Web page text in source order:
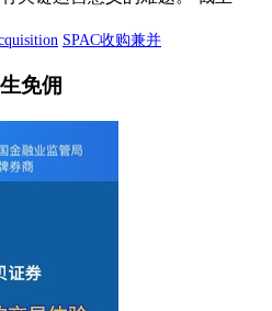
SPAC收购兼并
免佣